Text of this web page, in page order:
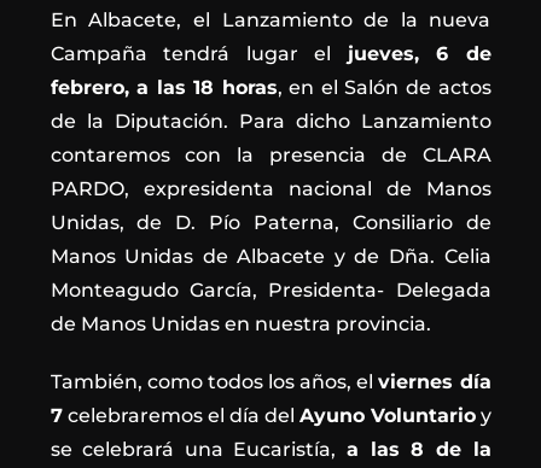
En Albacete, el Lanzamiento de la nueva
Campaña tendrá lugar el jueves, 6 de
febrero, a las 18 horas, en el Salón de actos
de la Diputación. Para dicho Lanzamiento
contaremos con la presencia de CLARA
PARDO, expresidenta nacional de Manos
Unidas, de D. Pío Paterna, Consiliario de
Manos Unidas de Albacete y de Dña. Celia
Monteagudo García, Presidenta- Delegada
de Manos Unidas en nuestra provincia.
También, como todos los años, elviernes día
7celebraremos el día del Ayuno Voluntarioy
se celebrará una Eucaristía, a las 8 de la